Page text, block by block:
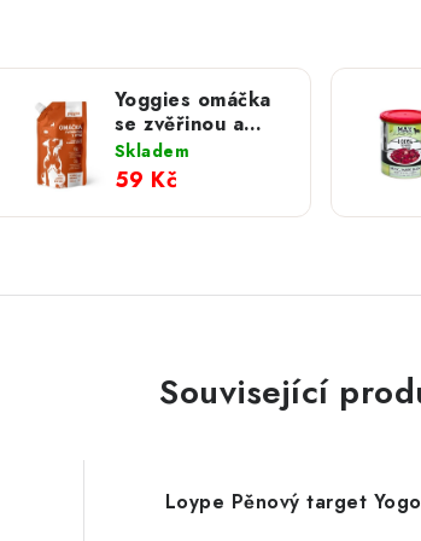
Yoggies omáčka
se zvěřinou a
dýní 150 ml
Skladem
59 Kč
Související
Loype Pěnový target